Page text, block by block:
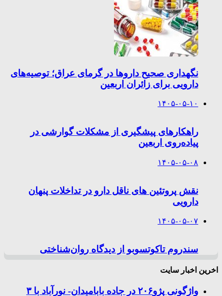
نگهداری صحیح داروها در گرمای عراق؛ توصیه‌های
دارویی برای زائران اربعین
۱۴۰۵-۰۵-۱۰
راهکارهای پیشگیری از مشکلات گوارشی در
پیاده‌روی اربعین
۱۴۰۵-۰۵-۰۸
نقش پروتئین های ناقل دارو در تداخلات پنهان
دارویی
۱۴۰۵-۰۵-۰۷
سندروم تاکوتسوبو از دیدگاه روان‌شناختی
اخرین اخبار سایت
واژگونی پژو۲۰۶ در جاده بابامیدان- نورآباد با ۳